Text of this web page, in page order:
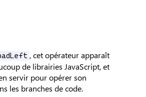
, cet opérateur apparaît
de librairies JavaScript, et
servir pour opérer son
les branches de code.